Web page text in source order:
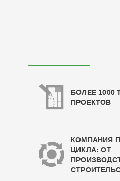
БОЛЕЕ
ПРОЕКТОВ
КОМПАНИЯ
ЦИКЛА: ОТ